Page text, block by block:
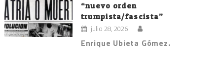
“nuevo orden
trumpista/fascista”
julio 28, 2026
Enrique Ubieta Gómez.